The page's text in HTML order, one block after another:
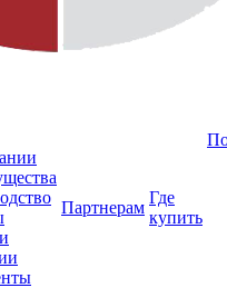
Партнерам
Где
купить